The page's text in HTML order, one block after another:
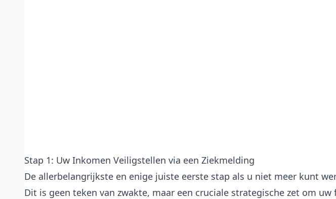
Stap 1: Uw Inkomen Veiligstellen via een Ziekmelding
De allerbelangrijkste en enige juiste eerste stap als u niet meer kunt
Dit is geen teken van zwakte, maar een cruciale strategische zet om